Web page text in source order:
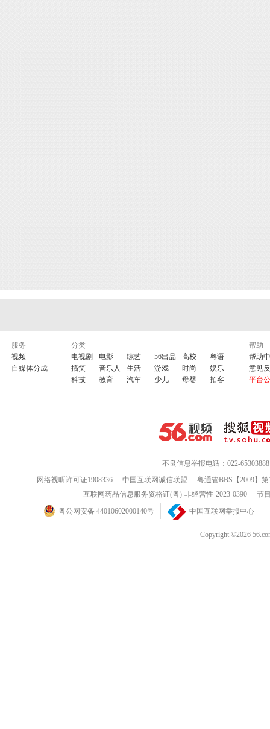
服务
视频
自媒体分成
分类
电视剧
电影 综艺 56出品 高校
粤语
搞笑
音乐人 生活 游戏 时尚
娱乐
科技
教育 汽车 少儿 母婴 拍客
帮助
帮助
意见
平台
不良信息举报电话：022-65303888
网络视听许可证1908336
中国互联网诚信联盟
粤通管BBS【2009】
互联网药品信息服务资格证(粤)-非经营性-2023-0390
节
粤公网安备 44010602000140号
中国互联网举报中心
Copyright ©2026